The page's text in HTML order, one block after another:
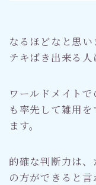
なるほどなと思
テキばき出来る人
ワールドメイト
も率先して雑用
ます。
的確な判断力は
の方ができると